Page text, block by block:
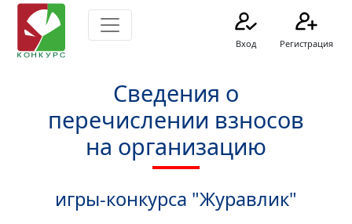
Вход Регистрация
Сведения о
перечислении взносов
на организацию
игры-конкурса "Журавлик"